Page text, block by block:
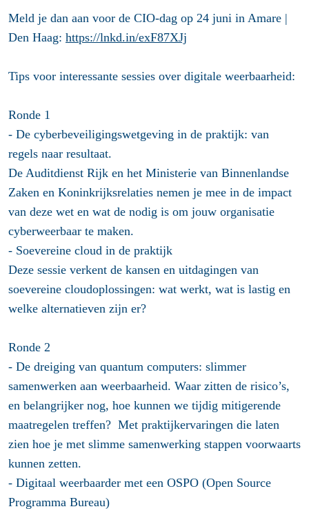
Meld je dan aan voor de CIO-dag op 24 juni in Amare |
Den Haag: https://lnkd.in/exF87XJj
Tips voor interessante sessies over digitale weerbaarheid:
Ronde 1
- De cyberbeveiligingswetgeving in de praktijk: van
regels naar resultaat.
De Auditdienst Rijk en het Ministerie van Binnenlandse
Zaken en Koninkrijksrelaties nemen je mee in de impact
van deze wet en wat de nodig is om jouw organisatie
cyberweerbaar te maken.
- Soevereine cloud in de praktijk
Deze sessie verkent de kansen en uitdagingen van
soevereine cloudoplossingen: wat werkt, wat is lastig en
welke alternatieven zijn er?
Ronde 2
- De dreiging van quantum computers: slimmer
samenwerken aan weerbaarheid. Waar zitten de risico’s,
en belangrijker nog, hoe kunnen we tijdig mitigerende
maatregelen treffen? Met praktijkervaringen die laten
zien hoe je met slimme samenwerking stappen voorwaarts
kunnen zetten.
- Digitaal weerbaarder met een OSPO (Open Source
Programma Bureau)